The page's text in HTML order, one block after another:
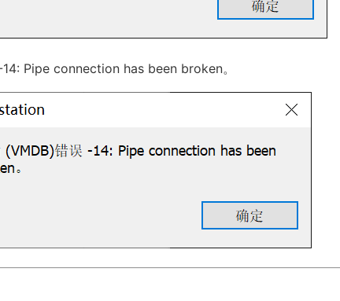
Pipe connection has been broken。